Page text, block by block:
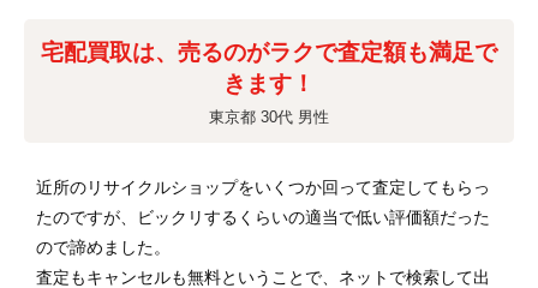
宅配買取は、売るのがラクで査定額も満足で
きます！
東京都 30代 男性
近所のリサイクルショップをいくつか回って査定してもらっ
たのですが、ビックリするくらいの適当で低い評価額だった
ので諦めました。
査定もキャンセルも無料ということで、ネットで検索して出